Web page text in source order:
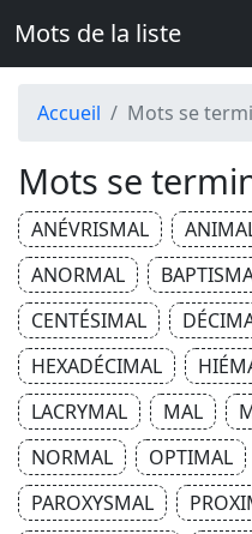
Mots de la liste
Accueil Mots se
Mots se
ANÉVRISMAL
ANORMAL
CENTÉSIMAL
HEXADÉCIMAL
LACRYMAL
MAL
NORMAL
OPTIMAL
PAROXYSMAL